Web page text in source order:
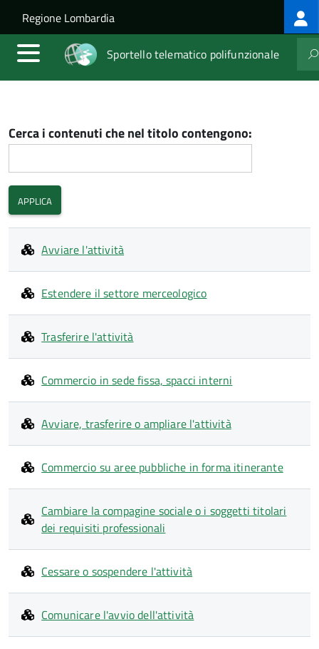
Salta al contenuto principale
Skip to site navigation
Regione Lombardia
Sportello telematico polifunzionale
Cerca i contenuti che nel titolo contengono:
Avviare l'attività
Estendere il settore merceologico
Trasferire l'attività
Commercio in sede fissa, spacci interni
Avviare, trasferire o ampliare l'attività
Commercio su aree pubbliche in forma itinerante
Cambiare la compagine sociale o i soggetti titolari
dei requisiti professionali
Cessare o sospendere l'attività
Comunicare l'avvio dell'attività